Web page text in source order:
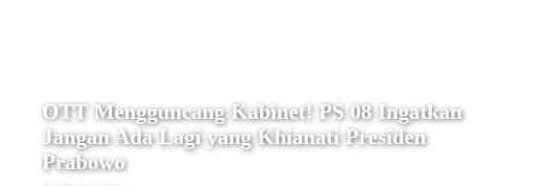
OTT Mengguncang Kabinet! PS 08 Ingatkan
Jangan Ada Lagi yang Khianati Presiden
Prabowo